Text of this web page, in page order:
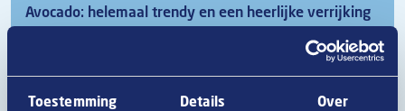
Toestemming Details Over
Avocado: helemaal trendy en een heerlijke verrijking
op je burger! In deze smokey avo-cheeseburger komt
het zachte van de avocado perfect samen met de
rokerige smaak van de kaas en de knoflooksaus.
Zoete aardappelfrietjes voor erbij en smullen maar.